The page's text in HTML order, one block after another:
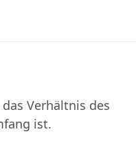
Verhältnis des
ist.